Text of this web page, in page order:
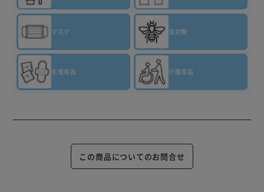
マスク 虫対策
生理用品 介護用品
この商品についてのお問合せ